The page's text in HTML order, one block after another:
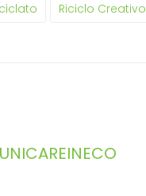
Riciclo Creativo